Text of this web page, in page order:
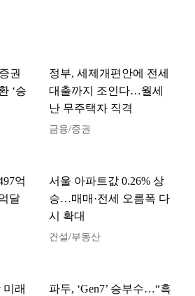
권
‘승
정부, 세제개편안에 전세
대출까지 조인다…월세
난 무주택자 직격
금융/증권
억
달
서울 아파트값 0.26% 상
승…매매·전세 오름폭 다
시 확대
건설/부동산
래
파두, ‘Gen7’ 승부수…“흑